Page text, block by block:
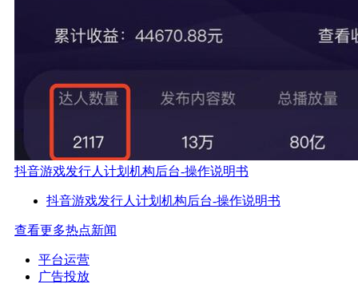
抖音游戏发行人计划机构后台-操作说明书
抖音游戏发行人计划机构后台-操作说明书
查看更多热点新闻
平台运营
广告投放